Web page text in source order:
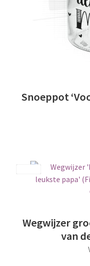
Snoeppot
Wegwijzer
van